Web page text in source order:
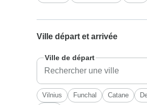
Ville départ et arrivée
Ville de départ
Vilnius Funchal Catane